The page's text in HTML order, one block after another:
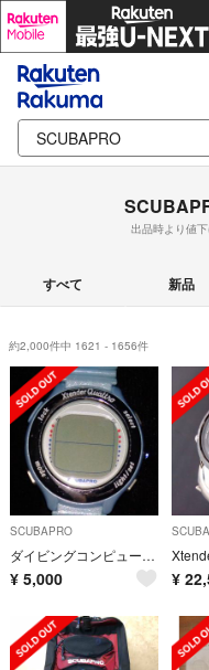
出品時より値
すべて 新品
約2,000件中 1621 - 1656件
SCUBAPRO
ダイビングコンピューター
¥ 5,000 ¥